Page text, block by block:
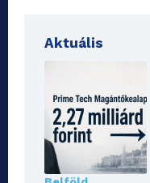
Aktuális